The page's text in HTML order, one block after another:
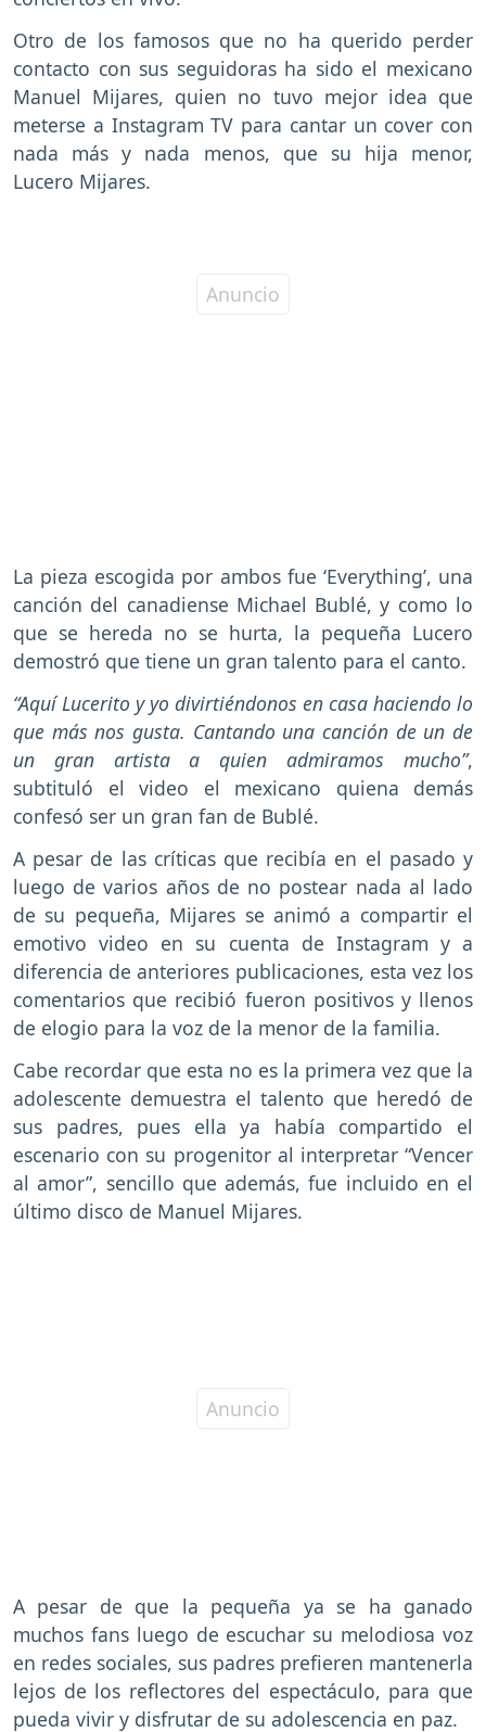
Otro de los famosos que no ha querido perder
contacto con sus seguidoras ha sido el mexicano
Manuel Mijares, quien no tuvo mejor idea que
meterse a Instagram TV para cantar un cover con
nada más y nada menos, que su hija menor,
Lucero Mijares.
La pieza escogida por ambos fue ‘Everything’, una
canción del canadiense Michael Bublé, y como lo
que se hereda no se hurta, la pequeña Lucero
demostró que tiene un gran talento para el canto.
“Aquí Lucerito y yo divirtiéndonos en casa haciendo lo
que más nos gusta. Cantando una canción de un de
un gran artista a quien admiramos mucho”,
subtituló el video el mexicano quiena demás
confesó ser un gran fan de Bublé.
A pesar de las críticas que recibía en el pasado y
luego de varios años de no postear nada al lado
de su pequeña, Mijares se animó a compartir el
emotivo video en su cuenta de Instagram y a
diferencia de anteriores publicaciones, esta vez los
comentarios que recibió fueron positivos y llenos
de elogio para la voz de la menor de la familia.
Cabe recordar que esta no es la primera vez que la
adolescente demuestra el talento que heredó de
sus padres, pues ella ya había compartido el
escenario con su progenitor al interpretar “Vencer
al amor”, sencillo que además, fue incluido en el
último disco de Manuel Mijares.
A pesar de que la pequeña ya se ha ganado
muchos fans luego de escuchar su melodiosa voz
en redes sociales, sus padres prefieren mantenerla
lejos de los reflectores del espectáculo, para que
pueda vivir y disfrutar de su adolescencia en paz.